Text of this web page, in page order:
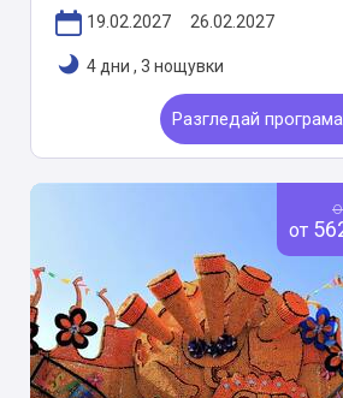
19.02.2027 26.02.2027
4 дни , 3 нощувки
Разгледай
от